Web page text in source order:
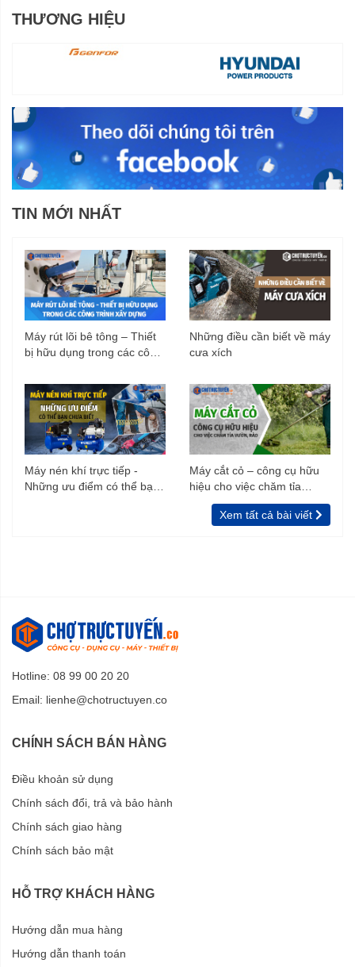
THƯƠNG HIỆU
TIN MỚI NHẤT
Máy rút lõi bê tông – Thiết
bị hữu dụng trong các công
Những điều cần biết về máy
cưa xích
Máy nén khí trực tiếp -
Những ưu điểm có thể bạn
Máy cắt cỏ – công cụ hữu
hiệu cho việc chăm tỉa
vườn, rào
Xem tất cả bài viết
Hotline: 08 99 00 20 20
Email: lienhe@chotructuyen.co
CHÍNH SÁCH BÁN HÀNG
Điều khoản sử dụng
Chính sách đổi, trả và bảo hành
Chính sách giao hàng
Chính sách bảo mật
HỖ TRỢ KHÁCH HÀNG
Hướng dẫn mua hàng
Hướng dẫn thanh toán